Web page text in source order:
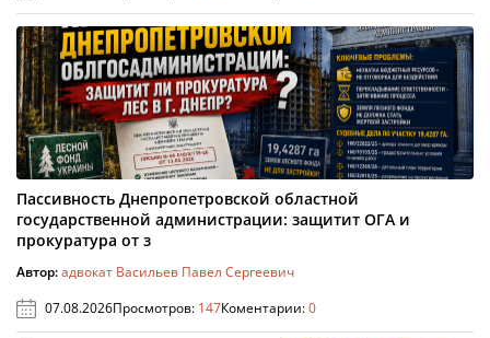
Пассивность Днепропетровской областной
государственной администрации: защитит ОГА и
прокуратура от з
Автор:адвокат Васильев Павел Сергеевич
07.08.2026Просмотров: 147Коментарии:0